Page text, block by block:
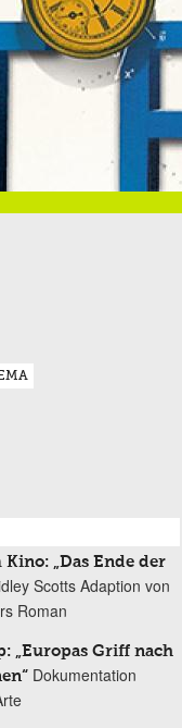
Kino: „Das Ende der
Scotts Adaption von
Roman
„Europas Griff nach
Dokumentation